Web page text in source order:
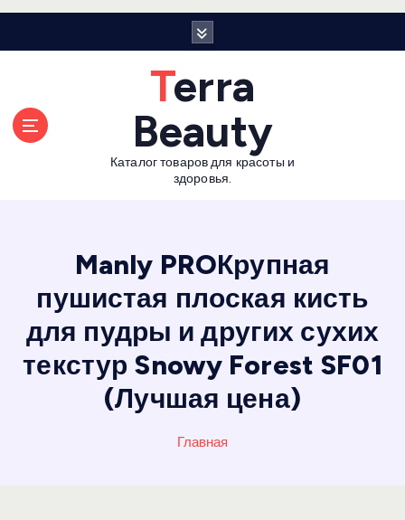
Terra
Beauty
Каталог товаров для красоты и
здоровья.
Manly PROКрупная
пушистая плоская кисть
для пудры и других сухих
текстур Snowy Forest SF01
(Лучшая цена)
Главная